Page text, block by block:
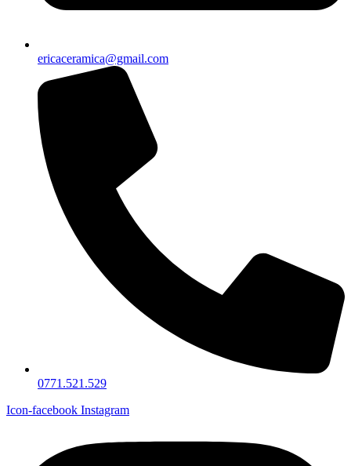
ericaceramica@gmail.com
0771.521.529
Icon-facebook Instagram